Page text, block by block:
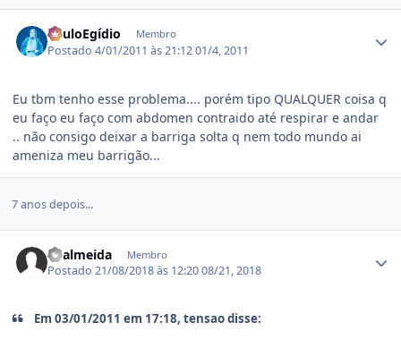
PauloEgídio Membro
Postado4/01/2011 às 21:1201/4, 2011
Eu tbm tenho esse problema.... porém tipo QUALQUER coisa q
eu faço eu faço com abdomen contraido até respirar e andar
.. não consigo deixar a barriga solta q nem todo mundo ai
ameniza meu barrigão...
7 anos depois...
dealmeida Membro
Postado21/08/2018 às 12:2008/21, 2018
Em 03/01/2011 em 17:18, tensao disse: